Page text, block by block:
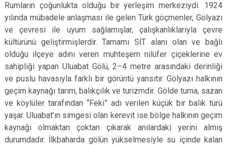
Rumların çoğunlukta olduğu bir yerleşim merkeziydi. 1924
yılında mübadele anlaşması ile gelen Türk göçmenler, Gölyazı
ve çevresi ile uyum sağlamışlar, çalışkanlıklarıyla çevre
kültürünü geliştirmişlerdir. Tamamı SİT alanı olan ve bağlı
olduğu ilçeye adını veren muhteşem nilüfer çiçeklerine ev
sahipliği yapan Uluabat Gölü, 2–4 metre arasındaki derinliği
ve puslu havasıyla farklı bir görüntü yansıtır. Gölyazı halkının
geçim kaynağı tarım, balıkçılık ve turizmdir. Gölde turna, sazan
ve köylüler tarafından “Feki” adı verilen küçük bir balık türü
yaşar. Uluabat’ın simgesi olan kerevit ise bölge halkının geçim
kaynağı olmaktan çoktan çıkarak anılardaki yerini almış
durumdadır. İlkbaharda gölün yükselmesiyle su içinde kalan